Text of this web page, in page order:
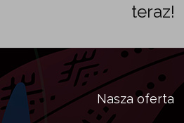
teraz!
Nasza oferta